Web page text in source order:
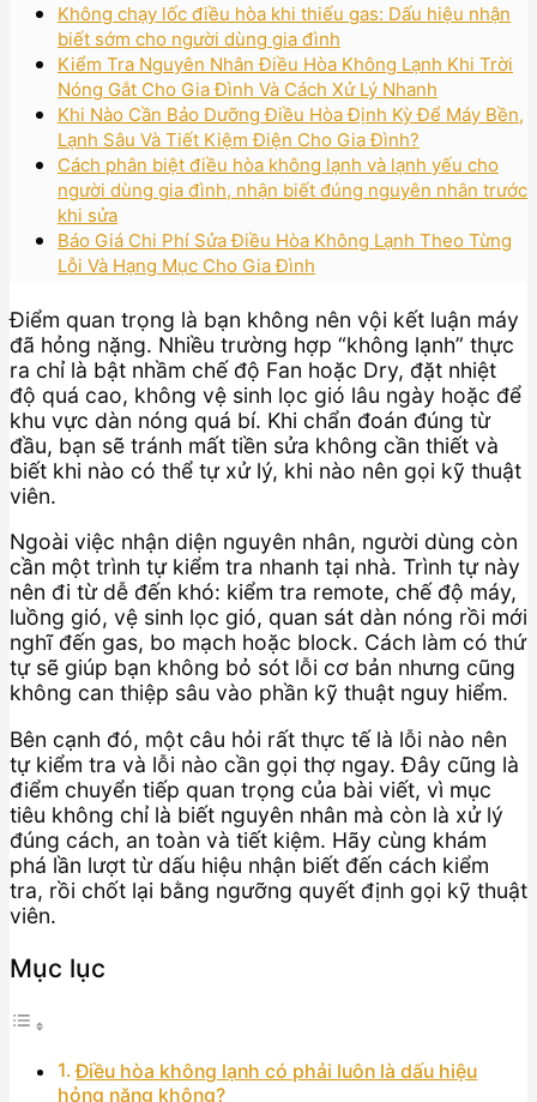
Không chạy lốc điều hòa khi thiếu gas: Dấu hiệu nhận
biết sớm cho người dùng gia đình
Kiểm Tra Nguyên Nhân Điều Hòa Không Lạnh Khi Trời
Nóng Gắt Cho Gia Đình Và Cách Xử Lý Nhanh
Khi Nào Cần Bảo Dưỡng Điều Hòa Định Kỳ Để Máy Bền,
Lạnh Sâu Và Tiết Kiệm Điện Cho Gia Đình?
Cách phân biệt điều hòa không lạnh và lạnh yếu cho
người dùng gia đình, nhận biết đúng nguyên nhân trước
khi sửa
Báo Giá Chi Phí Sửa Điều Hòa Không Lạnh Theo Từng
Lỗi Và Hạng Mục Cho Gia Đình
Điểm quan trọng là bạn không nên vội kết luận máy
đã hỏng nặng. Nhiều trường hợp “không lạnh” thực
ra chỉ là bật nhầm chế độ Fan hoặc Dry, đặt nhiệt
độ quá cao, không vệ sinh lọc gió lâu ngày hoặc để
khu vực dàn nóng quá bí. Khi chẩn đoán đúng từ
đầu, bạn sẽ tránh mất tiền sửa không cần thiết và
biết khi nào có thể tự xử lý, khi nào nên gọi kỹ thuật
viên.
Ngoài việc nhận diện nguyên nhân, người dùng còn
cần một trình tự kiểm tra nhanh tại nhà. Trình tự này
nên đi từ dễ đến khó: kiểm tra remote, chế độ máy,
luồng gió, vệ sinh lọc gió, quan sát dàn nóng rồi mới
nghĩ đến gas, bo mạch hoặc block. Cách làm có thứ
tự sẽ giúp bạn không bỏ sót lỗi cơ bản nhưng cũng
không can thiệp sâu vào phần kỹ thuật nguy hiểm.
Bên cạnh đó, một câu hỏi rất thực tế là lỗi nào nên
tự kiểm tra và lỗi nào cần gọi thợ ngay. Đây cũng là
điểm chuyển tiếp quan trọng của bài viết, vì mục
tiêu không chỉ là biết nguyên nhân mà còn là xử lý
đúng cách, an toàn và tiết kiệm. Hãy cùng khám
phá lần lượt từ dấu hiệu nhận biết đến cách kiểm
tra, rồi chốt lại bằng ngưỡng quyết định gọi kỹ thuật
viên.
Mục lục
Điều hòa không lạnh có phải luôn là dấu hiệu
hỏng nặng không?